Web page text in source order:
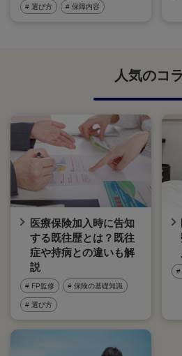
# 選び方 # 保障内容
人気のコ
医療保険加入時に告知
する既往歴とは？既往
症や持病との違いも解
説
# FP監修 # 保険の基礎知識
# 選び方
#